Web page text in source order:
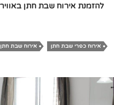
להזמנת אירוח שבת חתן
אירוח כפרי שבת חתן אירוח שבת חתן